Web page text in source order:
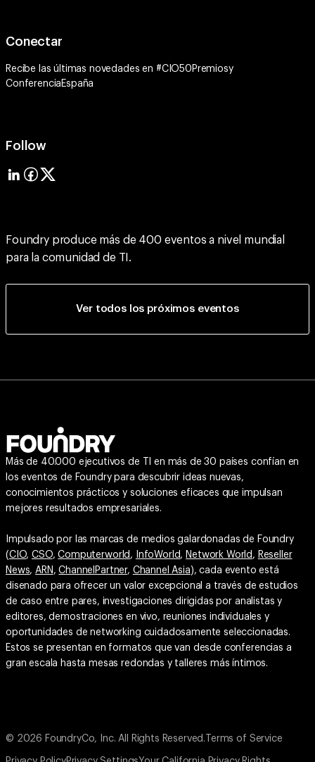
Conectar
Recibe las últimas novedades en #CIO50Premiosy
ConferenciaEspaña
Follow
Foundry produce más de 400 eventos a nivel mundial
para la comunidad de TI.
Ver todos los próximos eventos
Más de 40.000 ejecutivos de TI en más de 30 países confían en
los eventos de Foundry para descubrir ideas nuevas,
conocimientos prácticos y soluciones eficaces que impulsan
mejores resultados empresariales.
Impulsado por las marcas de medios galardonadas de Foundry
(CIO,CSO,Computerworld , InfoWorld, Network World , Reseller
News,ARN ,ChannelPartner, Channel Asia), cada evento está
disenado para ofrecer un valor excepcional a través de estudios
de caso entre pares, investigaciones dirigidas por analistas y
editores, demostraciones en vivo, reuniones individuales y
oportunidades de networking cuidadosamente seleccionadas.
Estos se presentan en formatos que van desde conferencias a
gran escala hasta mesas redondas y talleres más íntimos.
© 2026 FoundryCo, Inc. All Rights Reserved. Terms of Service